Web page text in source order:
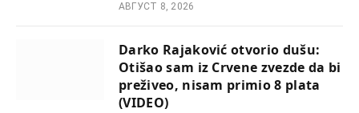
АВГУСТ 8, 2026
Darko Rajaković otvorio dušu:
Otišao sam iz Crvene zvezde da bi
preživeo, nisam primio 8 plata
(VIDEO)